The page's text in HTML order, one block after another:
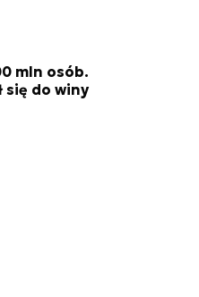
mln osób.
się do winy